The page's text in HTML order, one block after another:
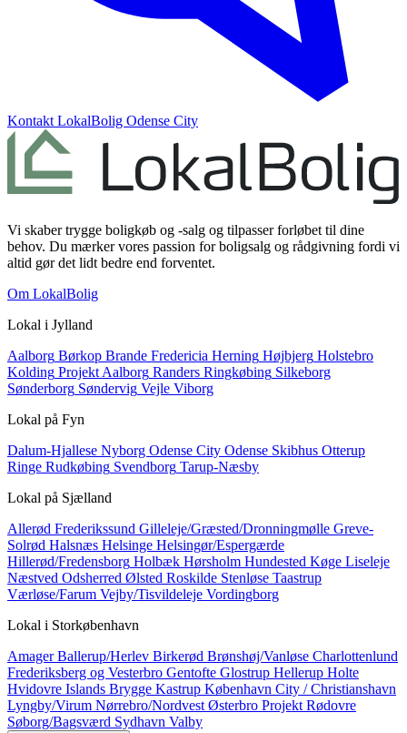
Kontakt LokalBolig Odense City
Vi skaber trygge boligkøb og -salg og tilpasser forløbet til dine
behov. Du mærker vores passion for boligsalg og rådgivning fordi vi
altid gør det lidt bedre end forventet.
Om LokalBolig
Lokal i Jylland
Aalborg Børkop Brande Fredericia Herning Højbjerg Holstebro
Kolding Projekt Aalborg Randers Ringkøbing Silkeborg
Sønderborg Søndervig Vejle Viborg
Lokal på Fyn
Dalum-Hjallese Nyborg Odense City Odense Skibhus Otterup
Ringe Rudkøbing Svendborg Tarup-Næsby
Lokal på Sjælland
Allerød Frederikssund Gilleleje/Græsted/Dronningmølle Greve-
Solrød Halsnæs Helsinge Helsingør/Espergærde
Hillerød/Fredensborg Holbæk Hørsholm Hundested Køge Liseleje
Næstved Odsherred Ølsted Roskilde Stenløse Taastrup
Værløse/Farum Vejby/Tisvildeleje Vordingborg
Lokal i Storkøbenhavn
AmagerBallerup/Herlev Birkerød Brønshøj/Vanløse Charlottenlund
Frederiksberg og Vesterbro Gentofte Glostrup Hellerup Holte
Hvidovre Islands Brygge Kastrup København City / Christianshavn
Lyngby/Virum Nørrebro/Nordvest Østerbro Projekt Rødovre
Søborg/Bagsværd Sydhavn Valby